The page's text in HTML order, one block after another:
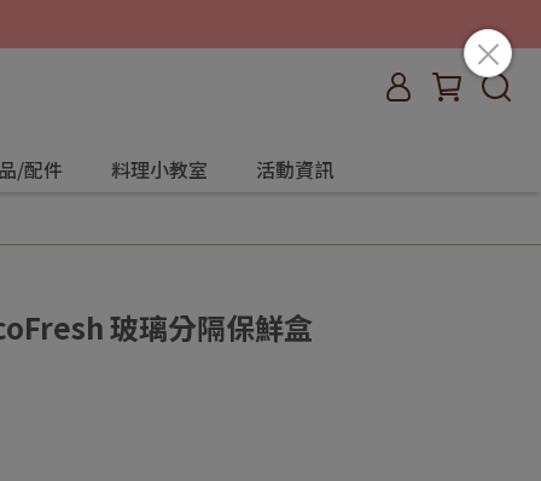
/配件 料理小教室 活動資訊
玻璃分隔保鮮盒